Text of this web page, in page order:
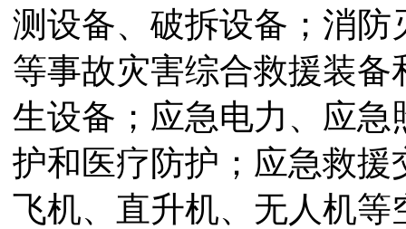
测设备、破拆设备；消
等事故灾害综合救援装
生设备；应急电力、应
护和医疗防护；应急救
飞机、直升机、无人机